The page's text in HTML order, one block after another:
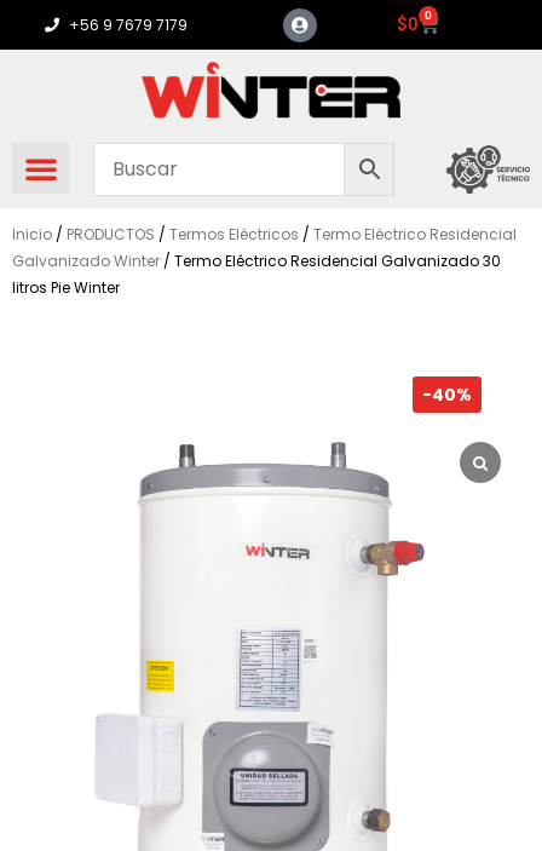
+56 9 7679 7179 $0 0
Carrito
Inicio / PRODUCTOS / Termos Eléctricos / Termo Eléctrico Residencial
Galvanizado Winter / Termo Eléctrico Residencial Galvanizado 30
litros Pie Winter
-40%